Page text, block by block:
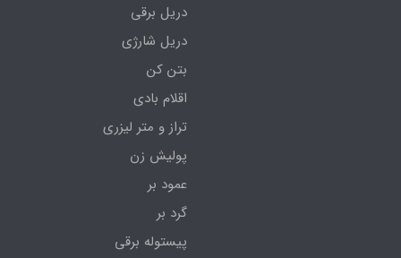
دریل برقی
دریل شارژی
بتن کن
اقلام بادی
تراز و متر لیزری
پولیش زن
عمود بر
گرد بر
پیستوله برقی